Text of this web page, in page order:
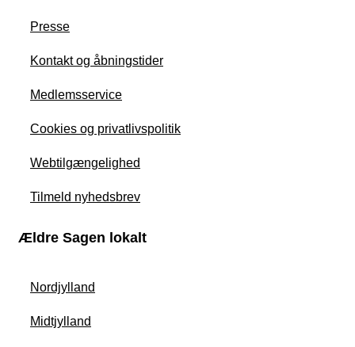
Presse
Kontakt og åbningstider
Medlemsservice
Cookies og privatlivspolitik
Webtilgængelighed
Tilmeld nyhedsbrev
Ældre Sagen lokalt
Nordjylland
Midtjylland